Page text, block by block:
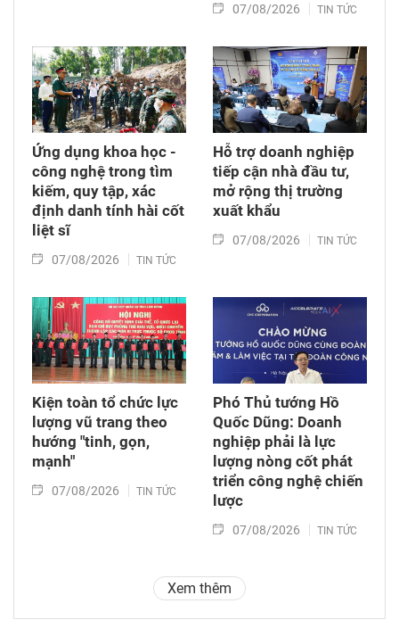
07/08/2026 TIN TỨC
Ứng dụng khoa học -
công nghệ trong tìm
kiếm, quy tập, xác
định danh tính hài cốt
liệt sĩ
07/08/2026 TIN TỨC
Hỗ trợ doanh nghiệp
tiếp cận nhà đầu tư,
mở rộng thị trường
xuất khẩu
07/08/2026 TIN TỨC
Kiện toàn tổ chức lực
lượng vũ trang theo
hướng "tinh, gọn,
mạnh"
07/08/2026 TIN TỨC
Phó Thủ tướng Hồ
Quốc Dũng: Doanh
nghiệp phải là lực
lượng nòng cốt phát
triển công nghệ chiến
lược
07/08/2026 TIN TỨC
Xem thêm